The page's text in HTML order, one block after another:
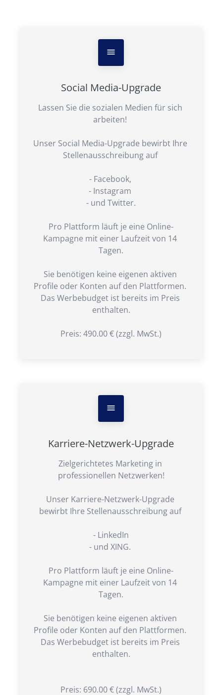
Social Media-Upgrade
Lassen Sie die sozialen Medien für sich
arbeiten!
Unser Social Media-Upgrade bewirbt Ihre
Stellenausschreibung auf
- Facebook,
- Instagram
- und Twitter.
Pro Plattform läuft je eine Online-
Kampagne mit einer Laufzeit von 14
Tagen.
Sie benötigen keine eigenen aktiven
Profile oder Konten auf den Plattformen.
Das Werbebudget ist bereits im Preis
enthalten.
Preis: 490.00 € (zzgl. MwSt.)
Karriere-Netzwerk-Upgrade
Zielgerichtetes Marketing in
professionellen Netzwerken!
Unser Karriere-Netzwerk-Upgrade
bewirbt Ihre Stellenausschreibung auf
- LinkedIn
- und XING.
Pro Plattform läuft je eine Online-
Kampagne mit einer Laufzeit von 14
Tagen.
Sie benötigen keine eigenen aktiven
Profile oder Konten auf den Plattformen.
Das Werbebudget ist bereits im Preis
enthalten.
Preis: 690.00 € (zzgl. MwSt.)